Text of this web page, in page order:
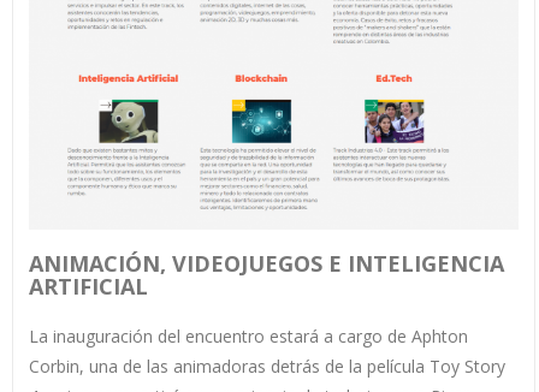
ANIMACIÓN, VIDEOJUEGOS E INTELIGENCIA
ARTIFICIAL
La inauguración del encuentro estará a cargo de Aphton
Corbin, una de las animadoras detrás de la película Toy Story